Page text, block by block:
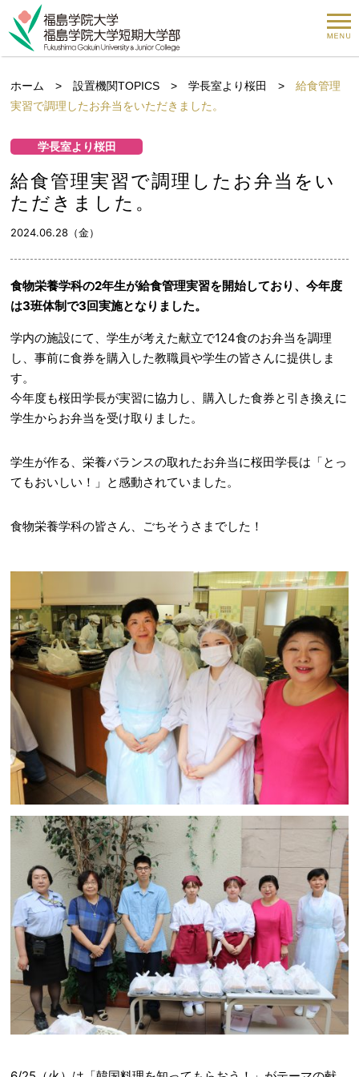
ホーム >設置機関TOPICS >学長室より桜田 >給食管理
実習で調理したお弁当をいただきました。
学長室より桜田
給食管理実習で調理したお弁当をい
ただきました。
2024.06.28（金）
食物栄養学科の2年生が給食管理実習を開始しており、今年度
は3班体制で3回実施となりました。
学内の施設にて、学生が考えた献立で124食のお弁当を調理
し、事前に食券を購入した教職員や学生の皆さんに提供しま
す。
今年度も桜田学長が実習に協力し、購入した食券と引き換えに
学生からお弁当を受け取りました。
学生が作る、栄養バランスの取れたお弁当に桜田学長は「とっ
てもおいしい！」と感動されていました。
食物栄養学科の皆さん、ごちそうさまでした！